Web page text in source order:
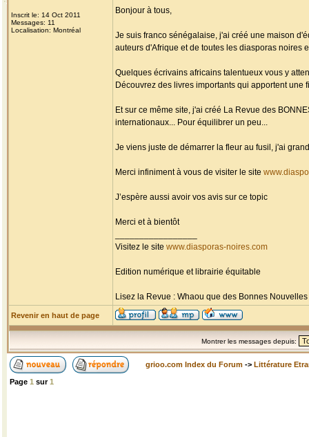
Inscrit le: 14 Oct 2011
Messages: 11
Localisation: Montréal
Bonjour à tous,
Je suis franco sénégalaise, j'ai créé une maison
auteurs d'Afrique et de toutes les diasporas noires
Quelques écrivains africains talentueux vous y
Découvrez des livres importants qui apportent
Et sur ce même site, j'ai créé La Revue des
internationaux... Pour équilibrer un peu...
Je viens juste de démarrer la fleur au fusil, j'ai
Merci infiniment à vous de visiter le site
J’espère aussi avoir vos avis sur ce topic
Merci et à bientôt
Visitez le site www.diasporas-noires.com
Edition numérique et librairie équitable
Lisez la Revue : Whaou que des Bonnes
Revenir en haut de page
Montrer les messages depuis:
grioo.com Index du Forum -> Littérature
Page 1 sur1